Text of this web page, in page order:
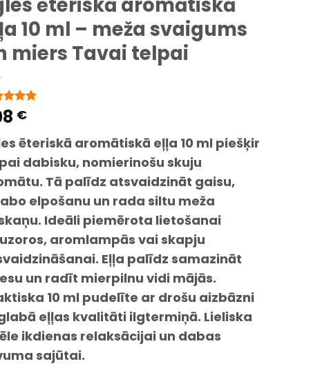
10 ml – meža svaigums
miers Tavai telpai
€
ēteriskā aromātiskā eļļa 10 ml piešķir
dabisku, nomierinošu skuju
Tā palīdz atsvaidzināt gaisu,
elpošanu un rada siltu meža
Ideāli piemērota lietošanai
aromlampās vai skapju
Eļļa palīdz samazināt
un radīt mierpilnu vidi mājās.
10 ml pudelīte ar drošu aizbāzni
eļļas kvalitāti ilgtermiņā. Lieliska
ikdienas relaksācijai un dabas
sajūtai.